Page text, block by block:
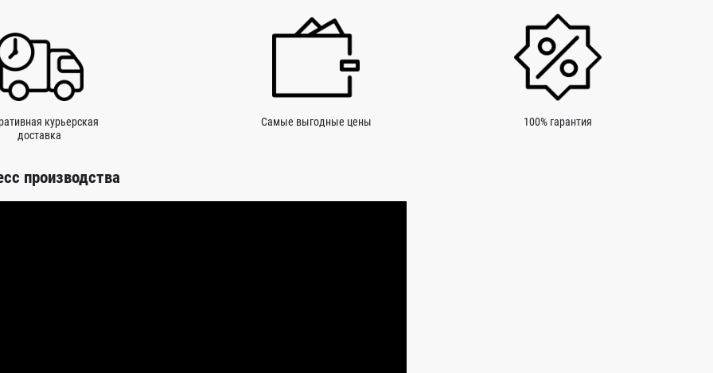
курьерская
доставка
Самые выгодные цены 100% гарантия
производства